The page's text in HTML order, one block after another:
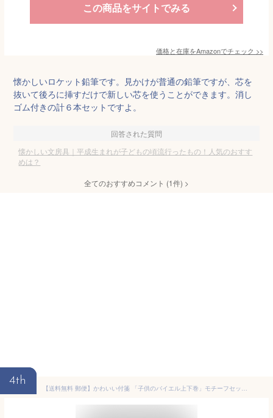
この商品をサイトでみる
価格と在庫をAmazonでチェック >>
懐かしいロケット鉛筆です。見かけが普通の鉛筆ですが、芯を
抜いて後ろに挿すだけで新しい芯を使うことができます。消し
ゴム付きの計６本セットですよ。
回答された質問
懐かしい文房具｜平成生まれが子どもの頃流行ったもの！人気のおすす
めは？
全てのおすすめコメント (1件) >
4th
【送料無料 郵便】かわいい付箋 「子供のバイエル上下巻」モチーフセット付箋 あのカワイイこどものバイエルデザインの付箋 GZO50B